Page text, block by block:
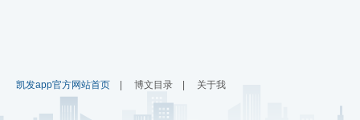
凯发app官方网站首页 博文目录 关于我